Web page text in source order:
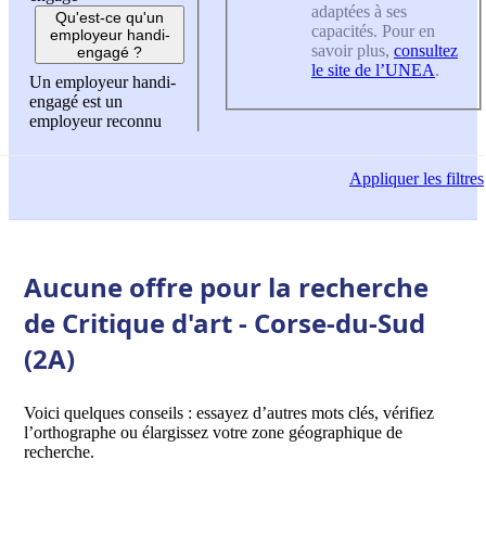
Qu'est-ce qu'un
employeur handi-
engagé ?
Un employeur handi-
engagé est un
employeur reconnu
adaptées à ses
capacités. Pour en
savoir plus, consultez
le site de l’UNEA.
Appliquerles filtres
Aucune offre pour la recherche
de Critique d'art - Corse-du-Sud
(2A)
Voici quelques conseils : essayez d’autres mots clés, vérifiez
l’orthographe ou élargissez votre zone géographique de
recherche.